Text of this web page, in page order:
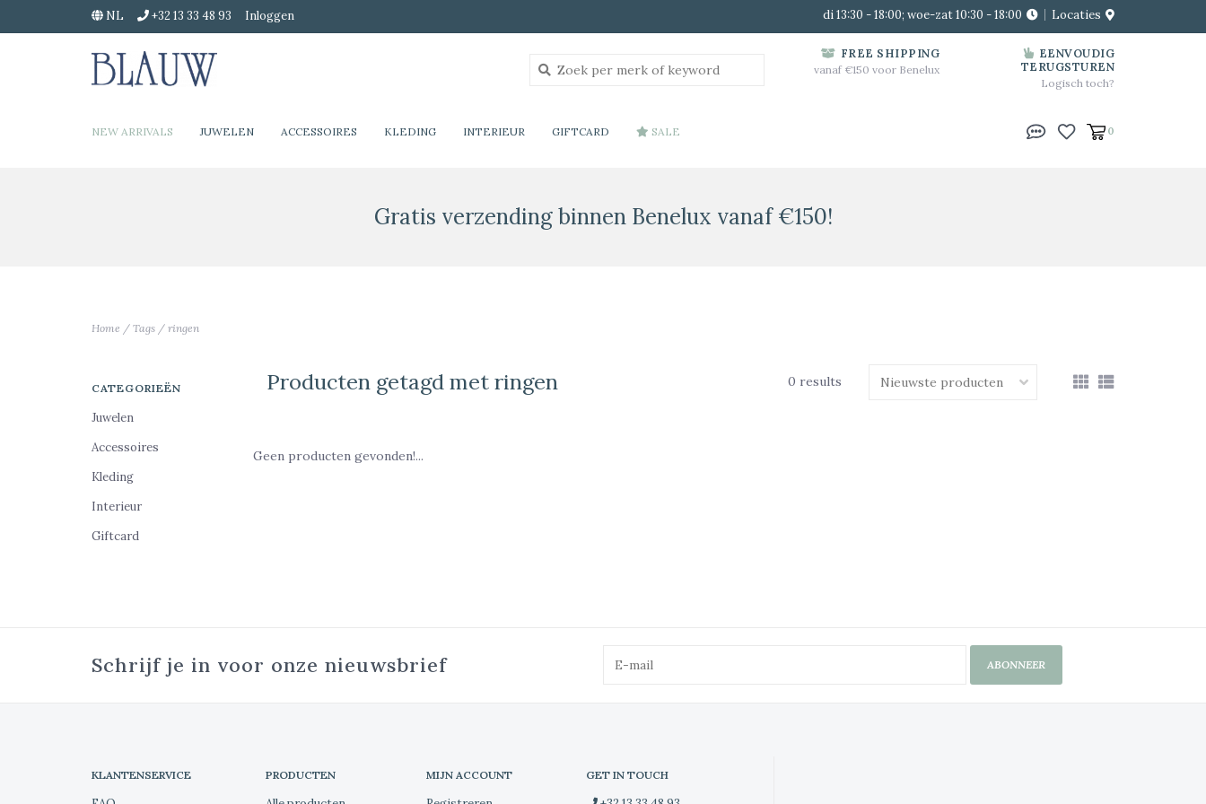
NL +32 13 33 48 93 Inloggen di 13:30 - 18:00; woe-zat 10:30 - 18:00 Locaties
FREE SHIPPING
vanaf €150 voor Benelux
EENVOUDIG
TERUGSTUREN
Logisch toch?
NEW ARRIVALS JUWELEN ACCESSOIRES KLEDING INTERIEUR GIFTCARD SALE 0
Gratis verzending binnen Benelux vanaf €150!
Home / Tags / ringen
CATEGORIEËN
Juwelen
Accessoires
Kleding
Interieur
Giftcard
Producten getagd met ringen 0 results
Geen producten gevonden!...
Schrijf je in voor onze nieuwsbrief ABONNEER
KLANTENSERVICE PRODUCTEN MIJN ACCOUNT GET IN TOUCH